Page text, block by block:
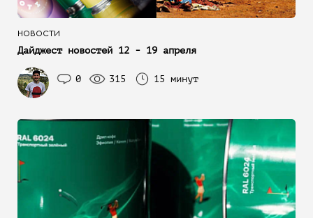
НОВОСТИ
Дайджест новостей 12 - 19 апреля
0 315 15 минут